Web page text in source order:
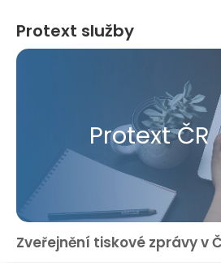
Protext služby
Protext ČR
Zveřejnění tiskové zprávy v